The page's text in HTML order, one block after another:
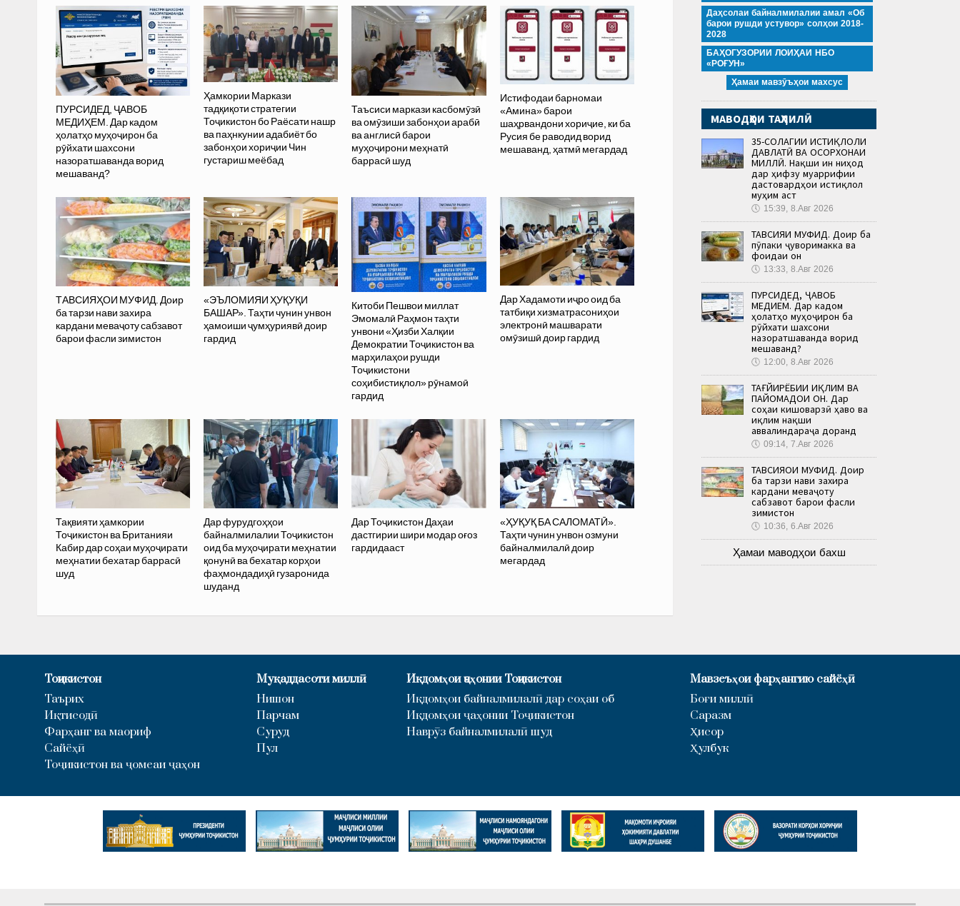
ПУРСИДЕД, ҶАВОБ
МЕДИҲЕМ. Дар кадом
ҳолатҳо муҳоҷирон ба
рӯйхати шахсони
назоратшаванда ворид
мешаванд?
Ҳамкории Маркази
тадқиқоти стратегии
Тоҷикистон бо Раёсати нашр
ва паҳнкунии адабиёт бо
забонҳои хориҷии Чин
густариш меёбад
Таъсиси маркази касбомӯзӣ
ва омӯзиши забонҳои арабӣ
ва англисӣ барои
муҳоҷирони меҳнатӣ
баррасӣ шуд
Истифодаи барномаи
«Амина» барои
шаҳрвандони хориҷие, ки ба
Русия бе раводид ворид
мешаванд, ҳатмӣ мегардад
ТАВСИЯҲОИ МУФИД. Доир
ба тарзи нави захира
кардани меваҷоту сабзавот
барои фасли зимистон
«ЭЪЛОМИЯИ ҲУҚУҚИ
БАШАР». Таҳти чунин унвон
ҳамоиши ҷумҳуриявӣ доир
гардид
Китоби Пешвои миллат
Эмомалӣ Раҳмон таҳти
унвони «Ҳизби Халқии
Демократии Тоҷикистон ва
марҳилаҳои рушди
Тоҷикистони
соҳибистиқлол» рӯнамоӣ
гардид
Дар Хадамоти иҷро оид ба
татбиқи хизматрасониҳои
электронӣ машварати
омӯзишӣ доир гардид
Тақвияти ҳамкории
Тоҷикистон ва Британияи
Кабир дар соҳаи муҳоҷирати
меҳнатии бехатар баррасӣ
шуд
Дар фурудгоҳҳои
байналмилалии Тоҷикистон
оид ба муҳоҷирати меҳнатии
қонунӣ ва бехатар корҳои
фаҳмондадиҳӣ гузаронида
шуданд
Дар Тоҷикистон Даҳаи
дастгирии шири модар оғоз
гардидааст
«ҲУҚУҚ БА САЛОМАТӢ».
Таҳти чунин унвон озмуни
байналмилалӣ доир
мегардад
Даҳсолаи байналмилалии амал «Об
барои рушди устувор» солҳои 2018-
2028
БАҲОГУЗОРИИ ЛОИҲАИ НБО
«РОҒУН»
Ҳамаи мавзӯъҳои махсус
МАВОДҲОИ ТАҲЛИЛӢ
35-СОЛАГИИ ИСТИҚЛОЛИ
ДАВЛАТӢ ВА ОСОРХОНАИ
МИЛЛӢ. Нақши ин ниҳод
дар ҳифзу муаррифии
дастовардҳои истиқлол
муҳим аст
🕔 15:39, 8.Авг 2026
ТАВСИЯИ МУФИД. Доир ба
пӯпаки ҷуворимакка ва
фоидаи он
🕔 13:33, 8.Авг 2026
ПУРСИДЕД, ҶАВОБ
МЕДИҲЕМ. Дар кадом
ҳолатҳо муҳоҷирон ба
рӯйхати шахсони
назоратшаванда ворид
мешаванд?
🕔 12:00, 8.Авг 2026
ТАҒЙИРЁБИИ ИҚЛИМ ВА
ПАЙОМАДҲОИ ОН. Дар
соҳаи кишоварзӣ ҳаво ва
иқлим нақши
аввалиндараҷа доранд
🕔 09:14, 7.Авг 2026
ТАВСИЯҲОИ МУФИД. Доир
ба тарзи нави захира
кардани меваҷоту
сабзавот барои фасли
зимистон
🕔 10:36, 6.Авг 2026
Ҳамаи маводҳои бахш
Тоҷикистон
Таърих
Иқтисодӣ
Фарҳанг ва маориф
Сайёҳӣ
Тоҷикистон ва ҷомеаи ҷаҳон
Муқаддасоти миллӣ
Нишон
Парчам
Суруд
Пул
Иқдомҳои ҷаҳонии Тоҷикистон
Иқдомҳои байналмилалӣ дар соҳаи об
Иқдомҳои ҷаҳонии Тоҷикистон
Наврӯз байналмилалӣ шуд
Мавзеъҳои фарҳангию сайёҳӣ
Боғи миллӣ
Саразм
Ҳисор
Ҳулбук